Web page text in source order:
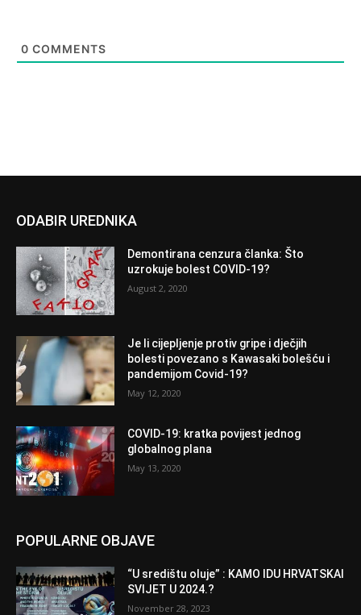
0 COMMENTS
ODABIR UREDNIKA
Demontirana cenzura članka: Što
uzrokuje bolest COVID-19?
August 2, 2020
Je li cijepljenje protiv gripe i dječjih
bolesti povezano s Kawasaki bolešću i
pandemijom Covid-19?
May 12, 2020
COVID-19: kratka povijest jednog
globalnog plana
May 13, 2020
POPULARNE OBJAVE
“U središtu oluje” : KAMO IDU HRVATSKAI
SVIJET U 2024.?
November 28, 2023